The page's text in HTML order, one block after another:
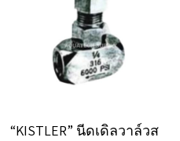
“KISTLER” นีดเดิลวาล์วส